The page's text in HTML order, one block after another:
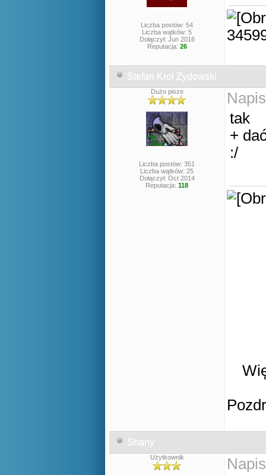
Liczba postów: 54
Liczba wątków: 5
Dołączył: Jun 2016
Reputacja: 26
Stefan Krol Zydowski
Dużo pisze
Liczba postów: 351
Liczba wątków: 25
Dołączył: Oct 2014
Reputacja: 118
tak
+
:/
Shany
Użytkownik